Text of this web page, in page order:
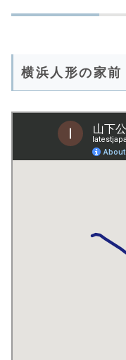
横浜人形の家前